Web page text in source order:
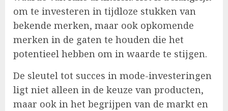
om te investeren in tijdloze stukken van
bekende merken, maar ook opkomende
merken in de gaten te houden die het
potentieel hebben om in waarde te stijgen.
De sleutel tot succes in mode-investeringen
ligt niet alleen in de keuze van producten,
maar ook in het begrijpen van de markt en